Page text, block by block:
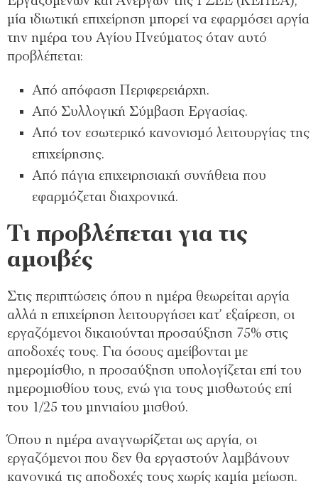
μία ιδιωτική επιχείρηση μπορεί να εφαρμόσει αργία
την ημέρα του Αγίου Πνεύματος όταν αυτό
προβλέπεται:
Από απόφαση Περιφερειάρχη.
Από Συλλογική Σύμβαση Εργασίας.
Από τον εσωτερικό κανονισμό λειτουργίας της
επιχείρησης.
Από πάγια επιχειρησιακή συνήθεια που
εφαρμόζεται διαχρονικά.
Τι προβλέπεται για τις
αμοιβές
Στις περιπτώσεις όπου η ημέρα θεωρείται αργία
αλλά η επιχείρηση λειτουργήσει κατ’ εξαίρεση, οι
εργαζόμενοι δικαιούνται προσαύξηση 75% στις
αποδοχές τους. Για όσους αμείβονται με
ημερομίσθιο, η προσαύξηση υπολογίζεται επί του
ημερομισθίου τους, ενώ για τους μισθωτούς επί
του 1/25 του μηνιαίου μισθού.
Όπου η ημέρα αναγνωρίζεται ως αργία, οι
εργαζόμενοι που δεν θα εργαστούν λαμβάνουν
κανονικά τις αποδοχές τους χωρίς καμία μείωση.